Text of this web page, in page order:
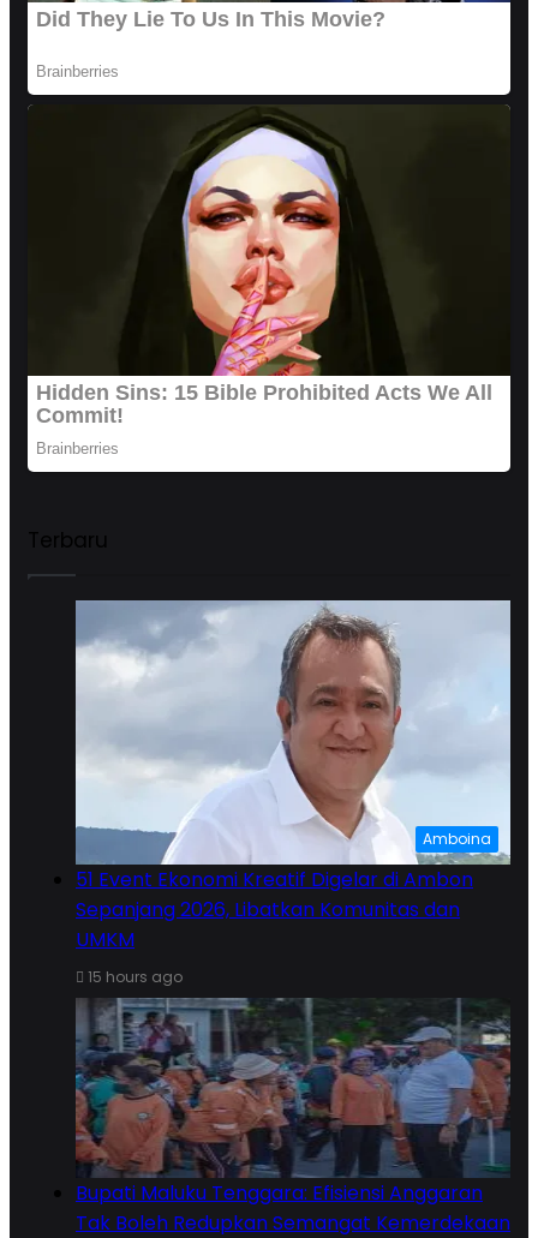
Terbaru
Amboina
51 Event Ekonomi Kreatif Digelar di Ambon
Sepanjang 2026, Libatkan Komunitas dan
UMKM
15 hours ago
Bupati Maluku Tenggara: Efisiensi Anggaran
Tak Boleh Redupkan Semangat Kemerdekaan